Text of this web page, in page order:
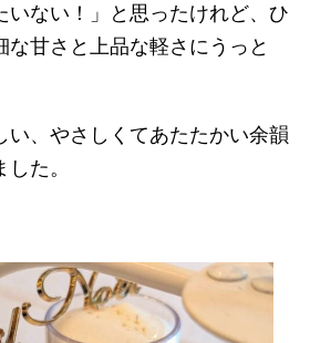
いない！」と思ったけれど、ひ
な甘さと上品な軽さにうっと
い、やさしくてあたたかい余韻
た。